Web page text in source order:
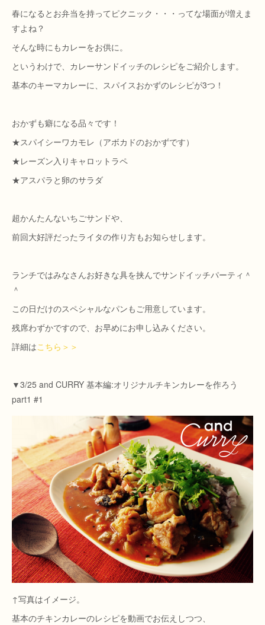
春になるとお弁当を持ってピクニック・・・ってな場面が増えま
すよね？
そんな時にもカレーをお供に。
というわけで、カレーサンドイッチのレシピをご紹介します。
基本のキーマカレーに、スパイスおかずのレシピが3つ！
おかずも癖になる品々です！
★スパイシーワカモレ（アボカドのおかずです）
★レーズン入りキャロットラペ
★アスパラと卵のサラダ
超かんたんないちごサンドや、
前回大好評だったライタの作り方もお知らせします。
ランチではみなさんお好きな具を挟んでサンドイッチパーティ＾
＾
この日だけのスペシャルなパンもご用意しています。
残席わずかですので、お早めにお申し込みください。
詳細はこちら＞＞
▼3/25 and CURRY 基本編:オリジナルチキンカレーを作ろう
part1 #1
↑写真はイメージ。
基本のチキンカレーのレシピを動画でお伝えしつつ、